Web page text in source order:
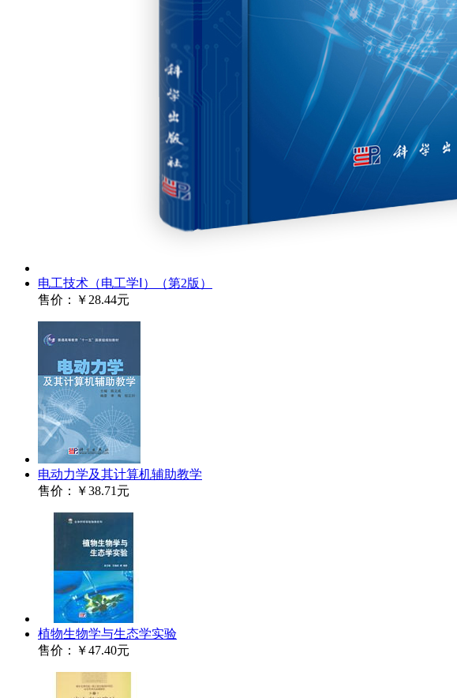
电工技术（电工学Ⅰ）（第2版）
售价：
￥28.44元
电动力学及其计算机辅助教学
售价：
￥38.71元
植物生物学与生态学实验
售价：
￥47.40元